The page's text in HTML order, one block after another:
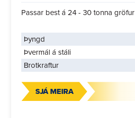
Passar best á 24 - 30 tonna gröfur
Þyngd
Þvermál á stáli
Brotkraftur
SJÁ MEIRA